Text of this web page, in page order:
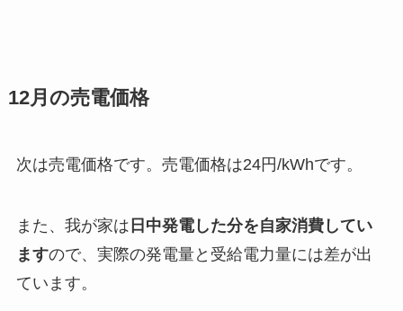
12月の売電価格
次は売電価格です。売電価格は24円/kWhです。
また、我が家は 日中発電した分を自家消費してい
ますので、実際の発電量と受給電力量には差が出
ています。